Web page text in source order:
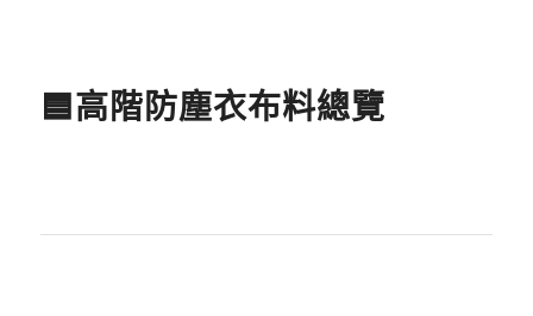
🟦高階防塵衣布料總覽